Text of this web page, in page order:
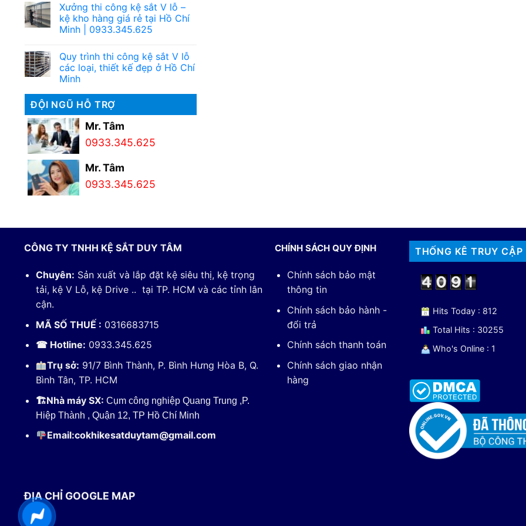
Xưởng thi công kệ sắt V lỗ –
kệ kho hàng giá rẻ tại Hồ Chí
Minh | 0933.345.625
Quy trình thi công kệ sắt V lỗ
các loại, thiết kế đẹp ở Hồ Chí
Minh
ĐỘI NGŨ HỖ TRỢ
Mr. Tâm
0933.345.625
Mr. Tâm
0933.345.625
CÔNG TY TNHH KỆ SẮT DUY TÂM
Chuyên: Sản xuất và lắp đặt kệ siêu thị, kệ trọng
tải, kệ V Lỗ, kệ Drive .. tại TP. HCM và các tỉnh lân
cận.
MÃ SỐ THUẾ : 0316683715
☎ Hotline: 0933.345.625
Trụ sở: 91/7 Bình Thành, P. Bình Hưng Hòa B, Q.
Bình Tân, TP. HCM
🏗Nhà máy SX: Cụm công nghiệp Quang Trung ,P.
Hiệp Thành , Quận 12, TP Hồ Chí Minh
Email:cokhikesatduytam@gmail.com
CHÍNH SÁCH QUY ĐỊNH
Chính sách bảo mật
thông tin
Chính sách bảo hành -
đổi trả
Chính sách thanh toán
Chính sách giao nhận
hàng
THỐNG KÊ TRUY CẬP
Hits Today : 812
Total Hits : 30255
Who's Online : 1
ĐỊA CHỈ GOOGLE MAP